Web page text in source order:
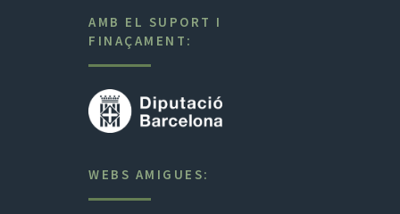
AMB EL SUPORT I
FINAÇAMENT:
WEBS AMIGUES: